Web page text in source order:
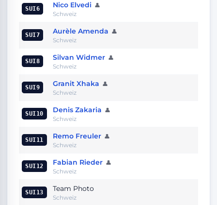
SUI6 Nico Elvedi 👤
Schweiz
SUI7 Aurèle Amenda 👤
Schweiz
SUI8 Silvan Widmer 👤
Schweiz
SUI9 Granit Xhaka 👤
Schweiz
SUI10 Denis Zakaria 👤
Schweiz
SUI11 Remo Freuler 👤
Schweiz
SUI12 Fabian Rieder 👤
Schweiz
SUI13 Team Photo
Schweiz